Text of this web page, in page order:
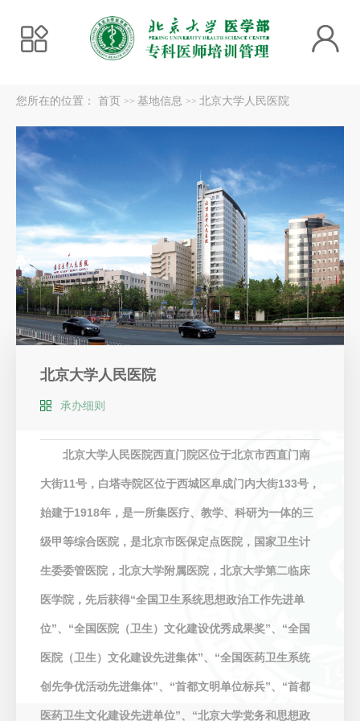
您所在的位置： 首页 >> 基地信息 >> 北京大学人民医院
北京大学人民医院
承办细则
北京大学人民医院西直门院区位于北京市西直门南
大街11号，白塔寺院区位于西城区阜成门内大街133号，
始建于1918年，是一所集医疗、教学、科研为一体的三
级甲等综合医院，是北京市医保定点医院，国家卫生计
生委委管医院，北京大学附属医院，北京大学第二临床
医学院，先后获得“全国卫生系统思想政治工作先进单
位”、“全国医院（卫生）文化建设优秀成果奖”、“全国
医院（卫生）文化建设先进集体”、“全国医药卫生系统
创先争优活动先进集体”、“首都文明单位标兵”、“首都
医药卫生文化建设先进单位”、“北京大学党务和思想政